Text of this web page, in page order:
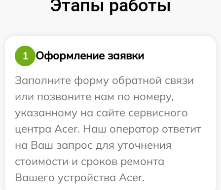
Этапы работы
1
Оформление заявки
Заполните форму обратной связи
или позвоните нам по номеру,
указанному на сайте сервисного
центра Acer. Наш оператор ответит
на Ваш запрос для уточнения
стоимости и сроков ремонта
Вашего устройства Acer.